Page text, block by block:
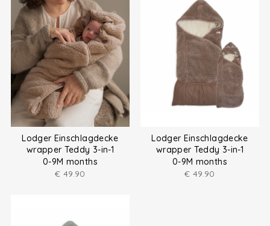
Lodger Einschlagdecke
wrapper Teddy 3-in-1
0-9M months
€ 49.90
Lodger Einschlagdecke
wrapper Teddy 3-in-1
0-9M months
€ 49.90